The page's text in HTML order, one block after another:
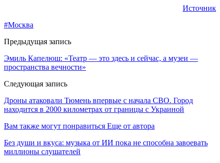
Источник
#Москва
Предыдущая запись
Эмиль Капелюш: «Театр — это здесь и сейчас, а музеи —
пространства вечности»
Следующая запись
Дроны атаковали Тюмень впервые с начала СВО. Город
находится в 2000 километрах от границы с Украиной
Вам также могут понравиться Еще от автора
Без души и вкуса: музыка от ИИ пока не способна завоевать
миллионы слушателей